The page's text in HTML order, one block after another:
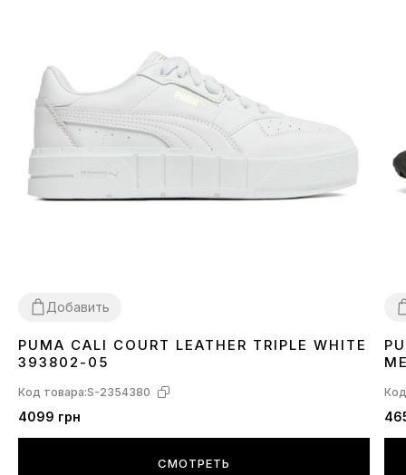
Добавить
3839
PUMA CALI COURT LEATHER TRIPLE WHITE
393802-05
Код товара:S-2354380
4099 грн
СМОТРЕТЬ